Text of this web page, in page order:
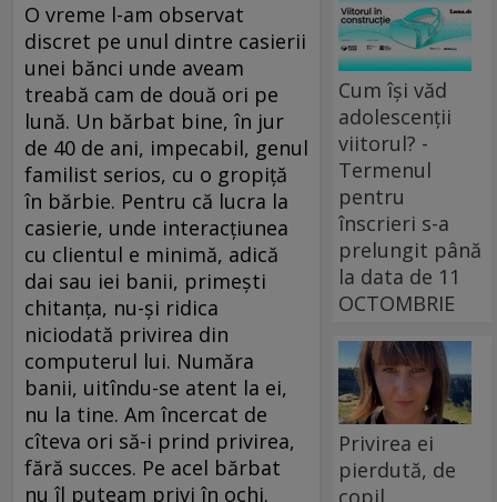
O vreme l-am observat
discret pe unul dintre casierii
unei bănci unde aveam
treabă cam de două ori pe
lună. Un bărbat bine, în jur
de 40 de ani, impecabil, genul
familist serios, cu o gropiță
în bărbie. Pentru că lucra la
casierie, unde interacțiunea
cu clientul e minimă, adică
dai sau iei banii, primești
chitanța, nu-și ridica
niciodată privirea din
computerul lui. Număra
banii, uitîndu-se atent la ei,
nu la tine. Am încercat de
cîteva ori să-i prind privirea,
fără succes. Pe acel bărbat
nu îl puteam privi în ochi.
Cum își văd
adolescenții
viitorul? -
Termenul
pentru
înscrieri s-a
prelungit până
la data de 11
OCTOMBRIE
Privirea ei
pierdută, de
copil